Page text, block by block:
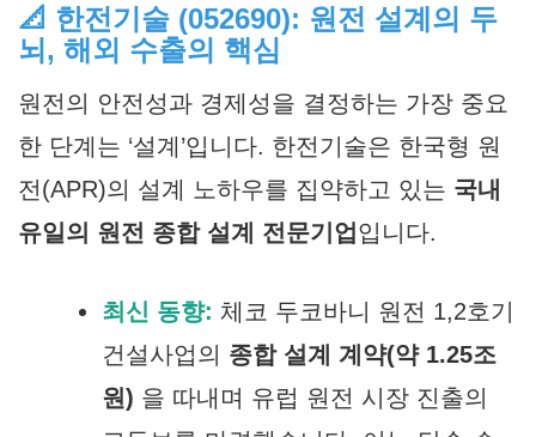
📐 한전기술 (052690): 원전 설계의 두
뇌, 해외 수출의 핵심
원전의 안전성과 경제성을 결정하는 가장 중요
한 단계는 ‘설계’입니다. 한전기술은 한국형 원
전(APR)의 설계 노하우를 집약하고 있는 국내
유일의 원전 종합 설계 전문기업 입니다.
최신 동향: 체코 두코바니 원전 1,2호기
건설사업의 종합 설계 계약(약 1.25조
원) 을 따내며 유럽 원전 시장 진출의